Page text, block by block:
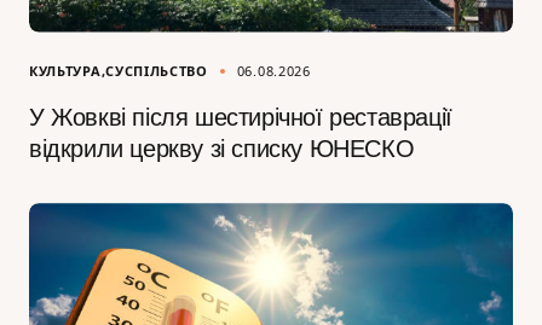
КУЛЬТУРА СУСПІЛЬСТВО 06.08.2026
У Жовкві після шестирічної реставрації
відкрили церкву зі списку ЮНЕСКО